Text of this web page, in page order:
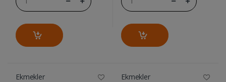
Ekmekler Ekmekler